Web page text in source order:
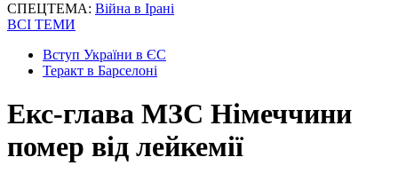
СПЕЦТЕМА: Війна в Ірані
ВСІ ТЕМИ
Вступ України в ЄС
Теракт в Барселоні
Екс-глава МЗС Німеччини
помер від лейкемії